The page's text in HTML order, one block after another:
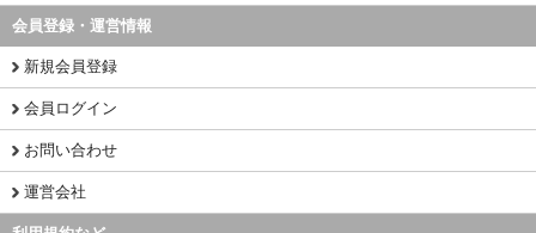
会員登録・運営情報
新規会員登録
会員ログイン
お問い合わせ
運営会社